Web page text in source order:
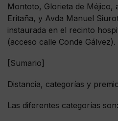
Montoto, Glorieta de Méjico,
Eritaña, y Avda Manuel
instaurada en el recinto
(acceso calle Conde Gálvez).
[Sumario]
Distancia, categorías y
Las diferentes categorías son: